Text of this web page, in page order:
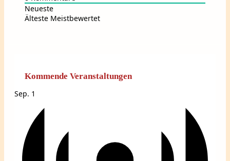
Neueste
Älteste Meistbewertet
Kommende Veranstaltungen
Sep. 1